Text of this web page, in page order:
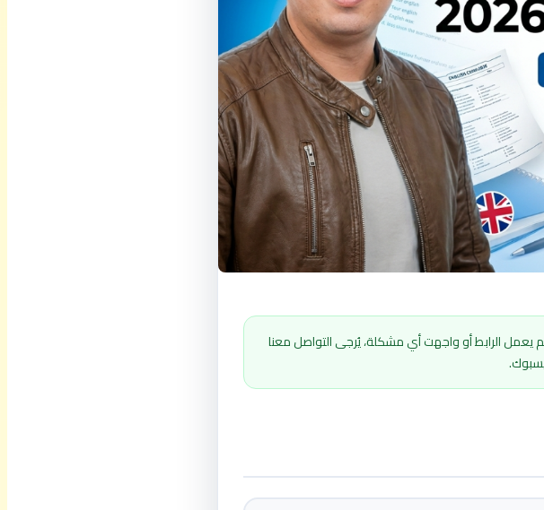
يعمل الرابط أو واجهت أي مشكلة، يُرجى التواصل معنا